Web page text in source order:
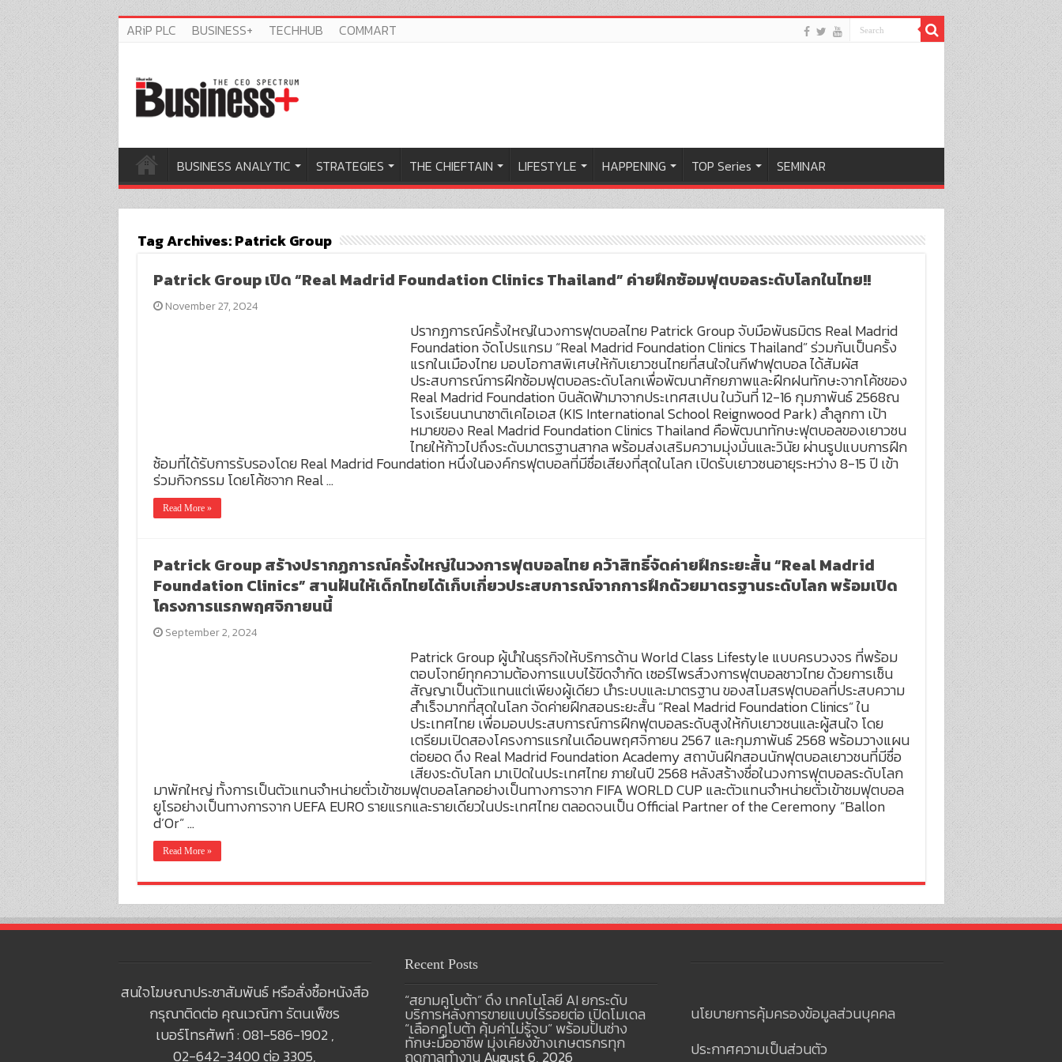
ARiP PLC BUSINESS+ TECHHUB COMMART
BUSINESS ANALYTIC STRATEGIES THE CHIEFTAIN LIFESTYLE HAPPENING TOP Series SEMINAR
Tag Archives:Patrick Group
Patrick Group เปิด “Real Madrid Foundation Clinics Thailand” ค่ายฝึกซ้อมฟุตบอลระดับโลกในไทย!!
November 27, 2024
ปรากฏการณ์ครั้งใหญ่ในวงการฟุตบอลไทย Patrick Group จับมือพันธมิตร Real Madrid
Foundation จัดโปรแกรม “Real Madrid Foundation Clinics Thailand” ร่วมกันเป็นครั้ง
แรกในเมืองไทย มอบโอกาสพิเศษให้กับเยาวชนไทยที่สนใจในกีฬาฟุตบอล ได้สัมผัส
ประสบการณ์การฝึกซ้อมฟุตบอลระดับโลกเพื่อพัฒนาศักยภาพและฝึกฝนทักษะจากโค้ชของ
Real Madrid Foundation บินลัดฟ้ามาจากประเทศสเปน ในวันที่ 12-16 กุมภาพันธ์ 2568ณ
โรงเรียนนานาชาติเคไอเอส (KIS International School Reignwood Park) ลำลูกกา เป้า
หมายของ Real Madrid Foundation Clinics Thailand คือพัฒนาทักษะฟุตบอลของเยาวชน
ไทยให้ก้าวไปถึงระดับมาตรฐานสากล พร้อมส่งเสริมความมุ่งมั่นและวินัย ผ่านรูปแบบการฝึก
ซ้อมที่ได้รับการรับรองโดย Real Madrid Foundation หนึ่งในองค์กรฟุตบอลที่มีชื่อเสียงที่สุดในโลก เปิดรับเยาวชนอายุระหว่าง 8-15 ปี เข้า
ร่วมกิจกรรม โดยโค้ชจาก Real …
Read More »
Patrick Group สร้างปรากฏการณ์ครั้งใหญ่ในวงการฟุตบอลไทย คว้าสิทธิ์จัดค่ายฝึกระยะสั้น “Real Madrid
Foundation Clinics” สานฝันให้เด็กไทยได้เก็บเกี่ยวประสบการณ์จากการฝึกด้วยมาตรฐานระดับโลก พร้อมเปิด
โครงการแรกพฤศจิกายนนี้
September 2, 2024
Patrick Group ผู้นำในธุรกิจให้บริการด้าน World Class Lifestyle แบบครบวงจร ที่พร้อม
ตอบโจทย์ทุกความต้องการแบบไร้ขีดจำกัด เซอร์ไพรส์วงการฟุตบอลชาวไทย ด้วยการเซ็น
สัญญาเป็นตัวแทนแต่เพียงผู้เดียว นำระบบและมาตรฐาน ของสโมสรฟุตบอลที่ประสบความ
สำเร็จมากที่สุดในโลก จัดค่ายฝึกสอนระยะสั้น “Real Madrid Foundation Clinics” ใน
ประเทศไทย เพื่อมอบประสบการณ์การฝึกฟุตบอลระดับสูงให้กับเยาวชนและผู้สนใจ โดย
เตรียมเปิดสองโครงการแรกในเดือนพฤศจิกายน 2567 และกุมภาพันธ์ 2568 พร้อมวางแผน
ต่อยอด ดึง Real Madrid Foundation Academy สถาบันฝึกสอนนักฟุตบอลเยาวชนที่มีชื่อ
เสียงระดับโลก มาเปิดในประเทศไทย ภายในปี 2568 หลังสร้างชื่อในวงการฟุตบอลระดับโลก
มาพักใหญ่ ทั้งการเป็นตัวแทนจำหน่ายตั๋วเข้าชมฟุตบอลโลกอย่างเป็นทางการจาก FIFA WORLD CUP และตัวแทนจำหน่ายตั๋วเข้าชมฟุตบอล
ยูโรอย่างเป็นทางการจาก UEFA EURO รายแรกและรายเดียวในประเทศไทย ตลอดจนเป็น Official Partner of the Ceremony “Ballon
d’Or” …
Read More »
สนใจโฆษณาประชาสัมพันธ์ หรือสั่งซื้อหนังสือ
กรุณาติดต่อ คุณเวณิกา รัตนเพ็ชร
เบอร์โทรศัพท์ : 081-586-1902 ,
02-642-3400 ต่อ 3305,
Recent Posts
“สยามคูโบต้า” ดึง เทคโนโลยี AI ยกระดับ
บริการหลังการขายแบบไร้รอยต่อ เปิดโมเดล
“เลือกคูโบต้า คุ้มค่าไม่รู้จบ” พร้อมปั้นช่าง
ทักษะมืออาชีพ มุ่งเคียงข้างเกษตรกรทุก
ฤดูกาลทำงาน August 6, 2026
นโยบายการคุ้มครองข้อมูลส่วนบุคคล
ประกาศความเป็นส่วนตัว